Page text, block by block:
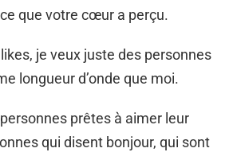
que votre cœur a perçu.
je veux juste des personnes
longueur d’onde que moi.
prêtes à aimer leur
qui disent bonjour, qui sont